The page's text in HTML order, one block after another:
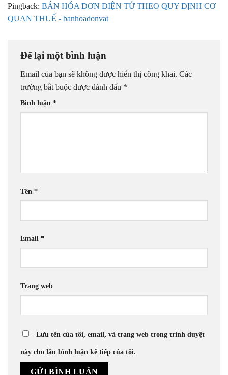
Pingback: BÁN HÓA ĐƠN ĐIỆN TỬ THEO QUY ĐỊNH CƠ
QUAN THUẾ - banhoadonvat
Để lại một bình luận
Email của bạn sẽ không được hiển thị công khai. Các
trường bắt buộc được đánh dấu *
Bình luận *
Tên *
Email *
Trang web
Lưu tên của tôi, email, và trang web trong trình duyệt
này cho lần bình luận kế tiếp của tôi.